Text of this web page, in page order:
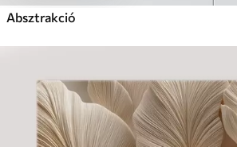
Absztrakció